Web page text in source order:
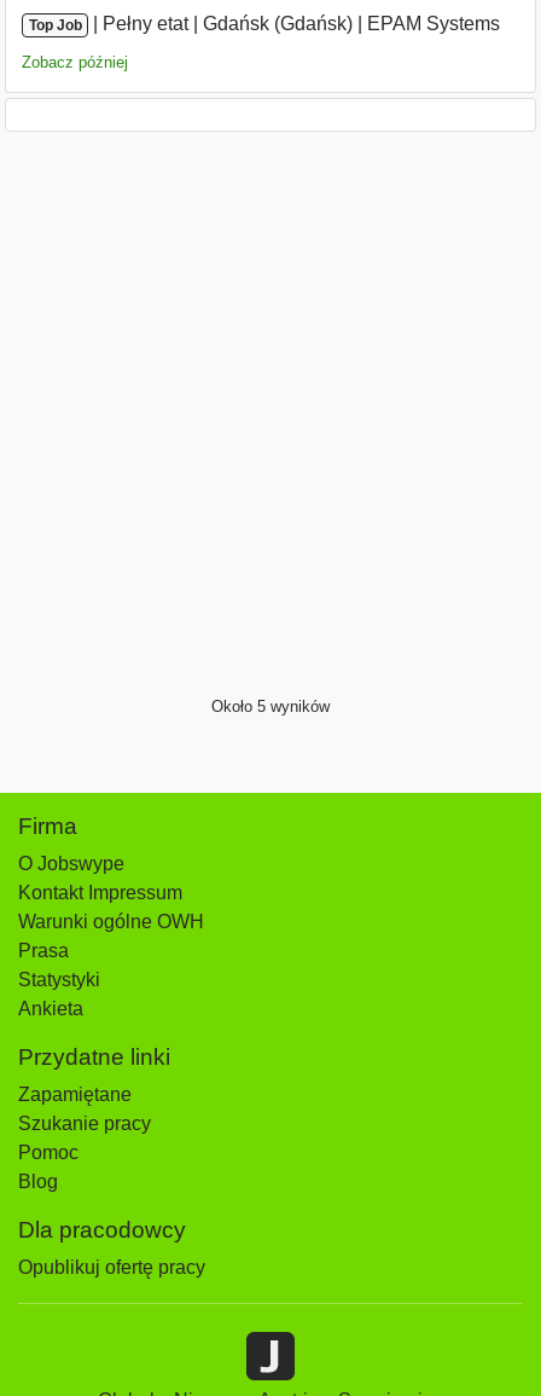
Top Job Pełny etat| Gdańsk (Gdańsk) EPAM Systems
Zobacz później
Około 5 wyników
Firma
O Jobswype
Kontakt Impressum
Warunki ogólne OWH
Prasa
Statystyki
Ankieta
Przydatne linki
Zapamiętane
Szukanie pracy
Pomoc
Blog
Dla pracodowcy
Opublikuj ofertę pracy